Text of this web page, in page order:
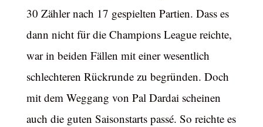
30 Zähler nach 17 gespielten Partien. Dass es
dann nicht für die Champions League reichte,
war in beiden Fällen mit einer wesentlich
schlechteren Rückrunde zu begründen. Doch
mit dem Weggang von Pal Dardai scheinen
auch die guten Saisonstarts passé. So reichte es